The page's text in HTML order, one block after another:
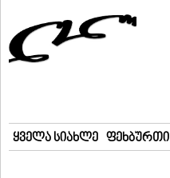
ყველა სიახლე ფეხბურთი